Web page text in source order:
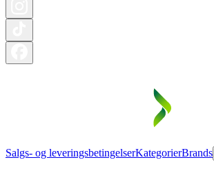
Salgs- og leveringsbetingelserKategorierBrands